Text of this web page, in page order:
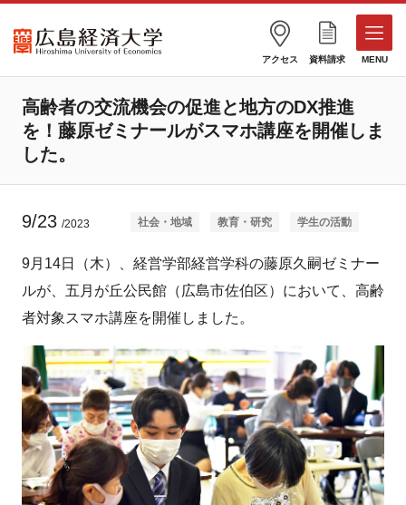
アクセス 資料請求 MENU
高齢者の交流機会の促進と地方のDX推進
を！藤原ゼミナールがスマホ講座を開催しま
した。
9/23 /2023 社会・地域 教育・研究 学生の活動
9月14日（木）、経営学部経営学科の藤原久嗣ゼミナー
ルが、五月が丘公民館（広島市佐伯区）において、高齢
者対象スマホ講座を開催しました。